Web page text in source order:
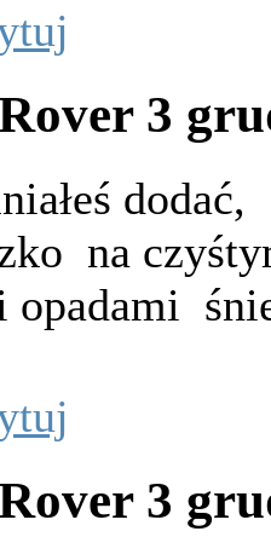
3
dodać,
na
opadami
3